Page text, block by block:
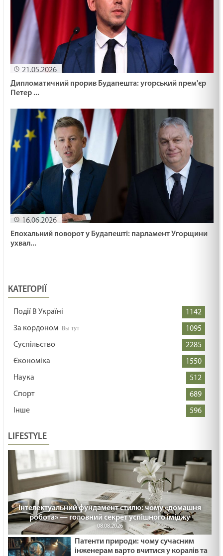
21.05.2026
Дипломатичний прорив Будапешта: угорський прем'єр
Петер ...
16.06.2026
Епохальний поворот у Будапешті: парламент Угорщини
ухвал...
КАТЕГОРІЇ
Події В Україні
1142
За кордоном
1095
Суспільство
2285
Єкономіка
1550
Наука
512
Спорт
689
Інше
596
LIFESTYLE
Інтелектуальний фундамент стилю: чому «домашня
робота» — головний секрет успішного іміджу
08.08.2026
Патенти природи: чому сучасним
інженерам варто вчитися у коралів та